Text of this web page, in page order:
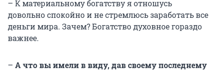
– К материальному богатству я отношусь
довольно спокойно и не стремлюсь заработать все
деньги мира. Зачем? Богатство духовное гораздо
важнее.
– А что вы имели в виду, дав своему последнему